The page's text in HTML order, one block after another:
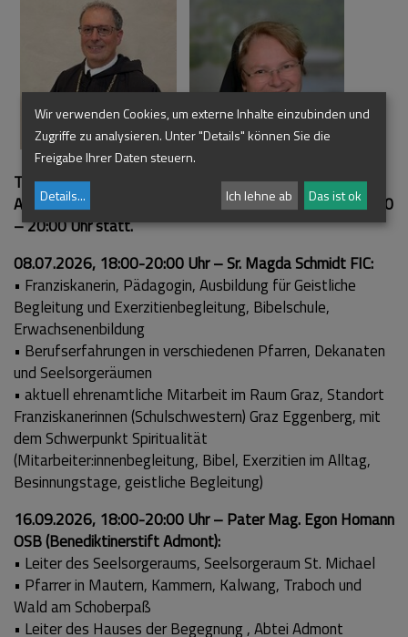
Termine & Referent:innen:
Alle Veranstaltungen dieser Reihe finden mittwochs, 18:00
– 20:00 Uhr statt.
08.07.2026, 18:00-20:00 Uhr – Sr. Magda Schmidt FIC:
• Franziskanerin, Pädagogin, Ausbildung für Geistliche
Begleitung und Exerzitienbegleitung, Bibelschule,
Erwachsenenbildung
• Berufserfahrungen in verschiedenen Pfarren, Dekanaten
und Seelsorgeräumen
• aktuell ehrenamtliche Mitarbeit im Raum Graz, Standort
Franziskanerinnen (Schulschwestern) Graz Eggenberg, mit
dem Schwerpunkt Spiritualität
(Mitarbeiter:innenbegleitung, Bibel, Exerzitien im Alltag,
Besinnungstage, geistliche Begleitung)
16.09.2026, 18:00-20:00 Uhr – Pater Mag. Egon Homann
OSB (Benediktinerstift Admont):
• Leiter des Seelsorgeraums, Seelsorgeraum St. Michael
• Pfarrer in Mautern, Kammern, Kalwang, Traboch und
Wald am Schoberpaß
• Leiter des Hauses der Begegnung , Abtei Admont
Wir verwenden Cookies, um externe Inhalte einzubinden und
Zugriffe zu analysieren. Unter "Details" können Sie die
Freigabe Ihrer Daten steuern.
Details... Ich lehne ab Das ist ok